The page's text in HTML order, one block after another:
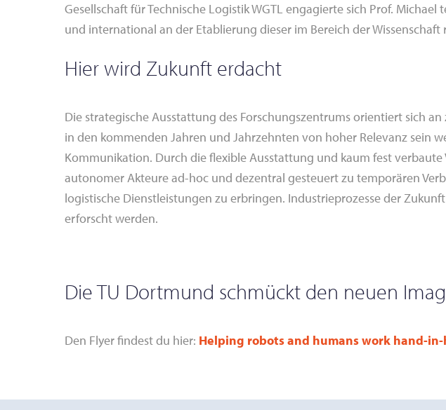
Gesellschaft für Technische Logistik WGTL engagierte sich Prof.
und international an der Etablierung dieser im Bereich der
Hier wird Zukunft erdacht
Die strategische Ausstattung des Forschungszentrums orientiert sich
in den kommenden Jahren und Jahrzehnten von hoher Relevanz sein
Kommunikation. Durch die flexible Ausstattung und kaum fest verbaute
autonomer Akteure ad-hoc und dezentral gesteuert zu temporären
logistische Dienstleistungen zu erbringen. Industrieprozesse der
erforscht werden.
Die TU Dortmund schmückt den neuen
Den Flyer findest du hier: Helping robots and humans work hand-